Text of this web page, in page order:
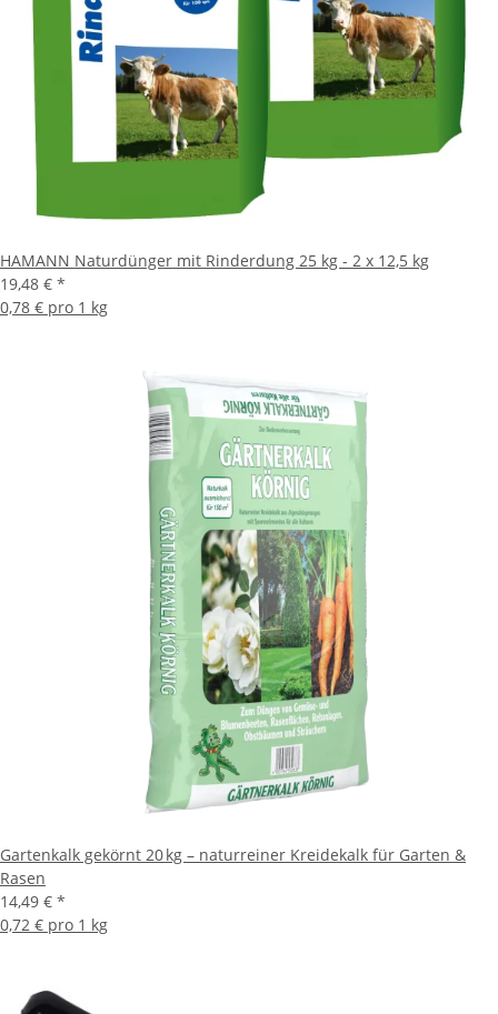
HAMANN Naturdünger mit Rinderdung 25 kg - 2 x 12,5 kg
19,48 € *
0,78 € pro 1 kg
Gartenkalk gekörnt 20 kg – naturreiner Kreidekalk für Garten &
Rasen
14,49 € *
0,72 € pro 1 kg